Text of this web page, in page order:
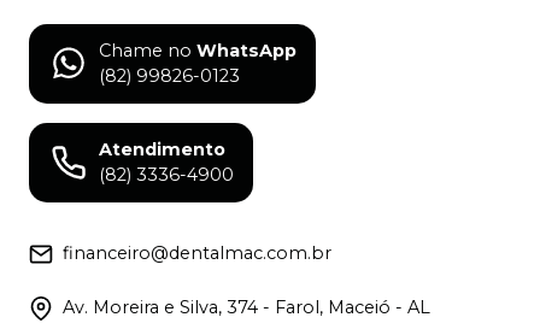
Chame no WhatsApp
(82) 99826-0123
Atendimento
(82) 3336-4900
financeiro@dentalmac.com.br
Av. Moreira e Silva, 374 - Farol, Maceió - AL